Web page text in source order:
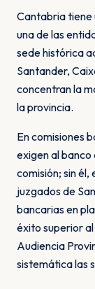
Cantabria tiene
una de las
sede histórica
Santander,
concentran la
la provincia.
En comisiones
exigen al
comisión; sin él,
juzgados de
bancarias en
éxito superior al
Audiencia
sistemática las